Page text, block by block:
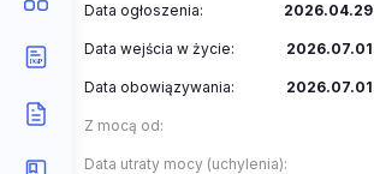
Data ogłoszenia: 2026.04.29
Data wejścia w życie: 2026.07.01
Data obowiązywania: 2026.07.01
Z mocą od:
Data utraty mocy (uchylenia):